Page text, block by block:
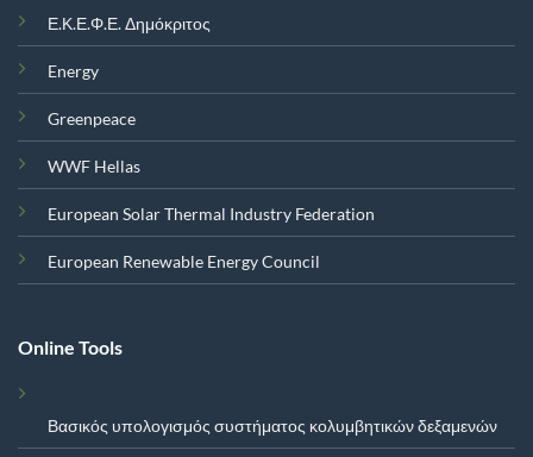
Ε.Κ.Ε.Φ.Ε. Δημόκριτος
Energy
Greenpeace
WWF Hellas
European Solar Thermal Industry Federation
European Renewable Energy Council
Online Tools
Βασικός υπολογισμός συστήματος κολυμβητικών δεξαμενών